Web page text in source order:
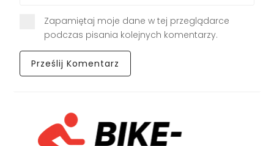
Zapamiętaj moje dane w tej przeglądarce
podczas pisania kolejnych komentarzy.